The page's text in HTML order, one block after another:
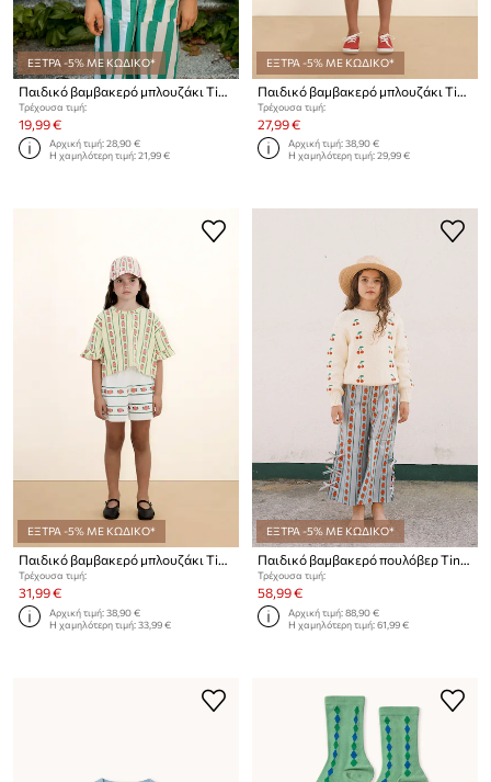
ΕΞΤΡΑ -5% ΜΕ ΚΩΔΙΚΟ*
Παιδικό βαμβακερό μπλουζάκι Tinycottons TINY HAT GRAPHIC TEE
Τρέχουσα τιμή:
19,99 €
Αρχική τιμή:28,90 €
Η χαμηλότερη τιμή:21,99 €
ΕΞΤΡΑ -5% ΜΕ ΚΩΔΙΚΟ*
Παιδικό βαμβακερό μπλουζάκι Tinycottons TINY & TINY KNITTED TEE
Τρέχουσα τιμή:
27,99 €
Αρχική τιμή:38,90 €
Η χαμηλότερη τιμή:29,99 €
ΕΞΤΡΑ -5% ΜΕ ΚΩΔΙΚΟ*
Παιδικό βαμβακερό μπλουζάκι Tinycottons ROSE PATTERN CROP TEE
Τρέχουσα τιμή:
31,99 €
Αρχική τιμή:38,90 €
Η χαμηλότερη τιμή:33,99 €
ΕΞΤΡΑ -5% ΜΕ ΚΩΔΙΚΟ*
Παιδικό βαμβακερό πουλόβερ Tinycottons MINI CHERRIES SWEATER
Τρέχουσα τιμή:
58,99 €
Αρχική τιμή:88,90 €
Η χαμηλότερη τιμή:61,99 €